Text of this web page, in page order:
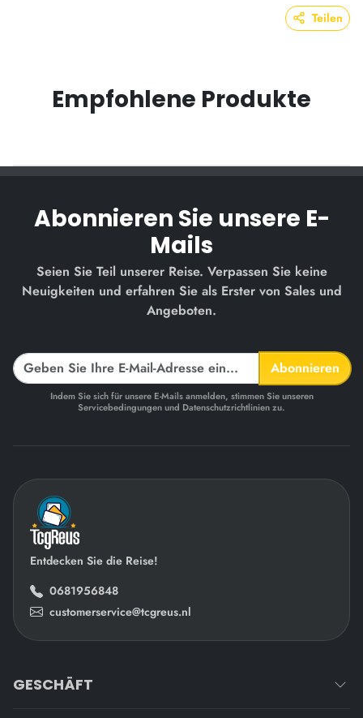
Teilen
Empfohlene Produkte
Abonnieren Sie unsere E-
Mails
Seien Sie Teil unserer Reise. Verpassen Sie keine
Neuigkeiten und erfahren Sie als Erster von Sales und
Angeboten.
Abonnieren
Indem Sie sich für unsere E-Mails anmelden, stimmen Sie unseren
Servicebedingungen und Datenschutzrichtlinien zu.
Entdecken Sie die Reise!
0681956848
customerservice@tcgreus.nl
GESCHÄFT